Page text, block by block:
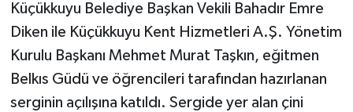
Küçükkuyu Belediye Başkan Vekili Bahadır Emre
Diken ile Küçükkuyu Kent Hizmetleri A.Ş. Yönetim
Kurulu Başkanı Mehmet Murat Taşkın, eğitmen
Belkıs Güdü ve öğrencileri tarafından hazırlanan
serginin açılışına katıldı. Sergide yer alan çini